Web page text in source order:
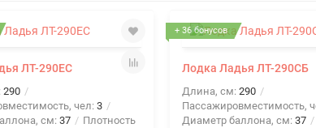
ЛТ-290ЕС
290
чел: 3
см: 37
Плотность
+ 36 бонусов
Лодка Ладья ЛТ-290СБ
Длина, см: 290
Пассажировместимость,
Диаметр баллона, см: 37